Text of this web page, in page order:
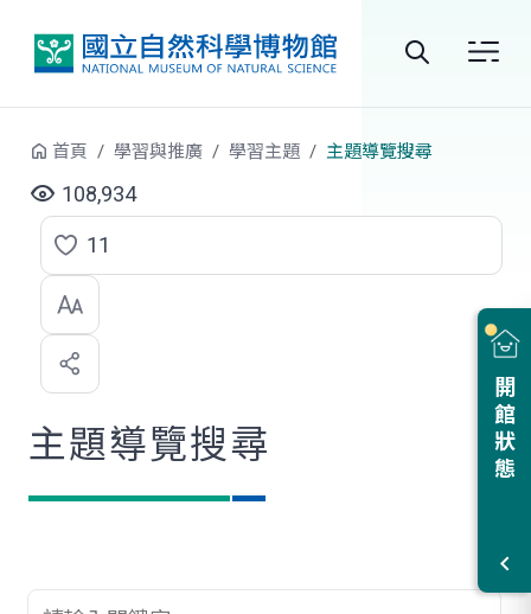
站
尋
開館狀態
首頁 學習與推廣 學習主題 主題導覽搜尋
108,934
點
選
喜
歡
11
主題導覽搜尋
查詢關鍵字